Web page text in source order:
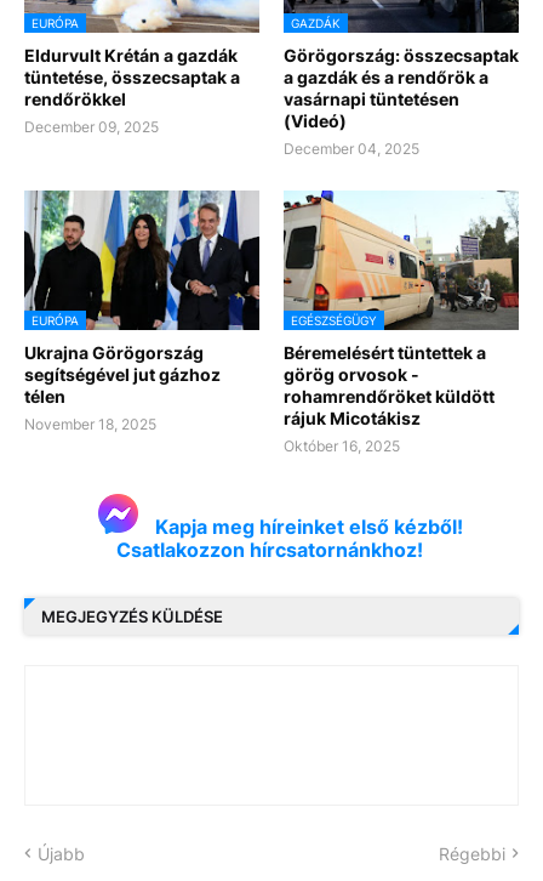
EURÓPA
Eldurvult Krétán a gazdák
tüntetése, összecsaptak a
rendőrökkel
December 09, 2025
GAZDÁK
Görögország: összecsaptak
a gazdák és a rendőrök a
vasárnapi tüntetésen
(Videó)
December 04, 2025
EURÓPA
Ukrajna Görögország
segítségével jut gázhoz
télen
November 18, 2025
EGÉSZSÉGÜGY
Béremelésért tüntettek a
görög orvosok -
rohamrendőröket küldött
rájuk Micotákisz
Október 16, 2025
Kapja meg híreinket első kézből!
Csatlakozzon hírcsatornánkhoz!
MEGJEGYZÉS KÜLDÉSE
Újabb Régebbi